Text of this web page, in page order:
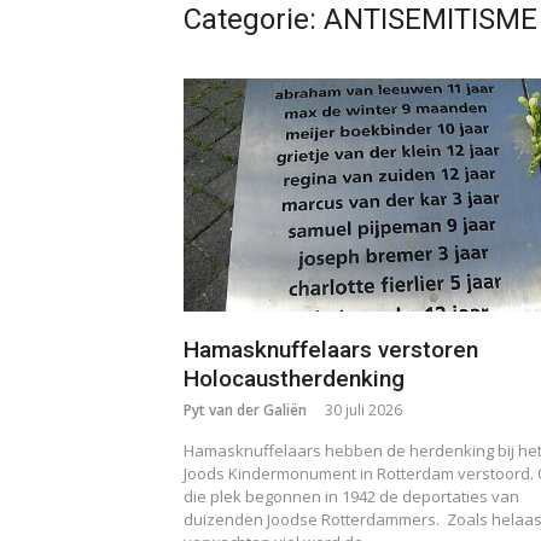
Categorie: ANTISEMITISME
Hamasknuffelaars verstoren
Holocaustherdenking
Pyt van der Galiën 30 juli 2026
Hamasknuffelaars hebben de herdenking bij het
Joods Kindermonument in Rotterdam verstoord.
die plek begonnen in 1942 de deportaties van
duizenden Joodse Rotterdammers. Zoals